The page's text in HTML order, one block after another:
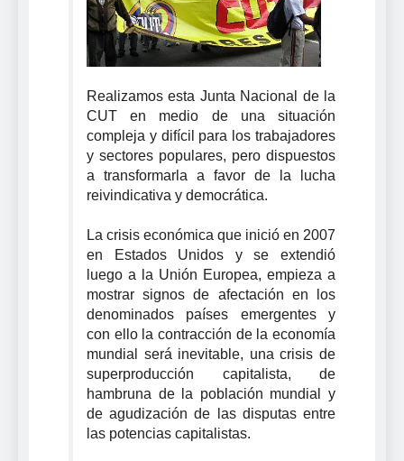
Realizamos esta Junta Nacional de la
CUT en medio de una situación
compleja y difícil para los trabajadores
y sectores populares, pero dispuestos
a transformarla a favor de la lucha
reivindicativa y democrática.
La crisis económica que inició en 2007
en Estados Unidos y se extendió
luego a la Unión Europea, empieza a
mostrar signos de afectación en los
denominados países emergentes y
con ello la contracción de la economía
mundial será inevitable, una crisis de
superproducción capitalista, de
hambruna de la población mundial y
de agudización de las disputas entre
las potencias capitalistas.